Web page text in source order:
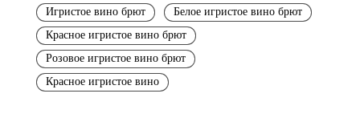
Игристое вино брют
Белое игристое вино брют
Красное игристое вино брют
Розовое игристое вино брют
Красное игристое вино